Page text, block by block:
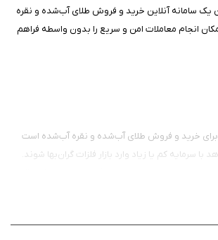
یک سامانه آنلاین خرید و فروش طلای آب‌شده و نقره
انجام معاملات امن و سریع را بدون واسطه فراهم
برای خرید و فروش طلای آب‌شده و نقره آب‌شده است
با سرمایه کم یا زیاد وارد بازار فلزات گران‌بها شوند.